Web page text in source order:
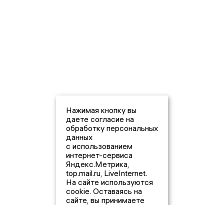
Нажимая кнопку вы
даете согласие на
обработку персональных
данных
с использованием
интернет-сервиса
Яндекс.Метрика,
top.mail.ru, LiveInternet.
На сайте используются
cookie. Оставаясь на
сайте, вы принимаете